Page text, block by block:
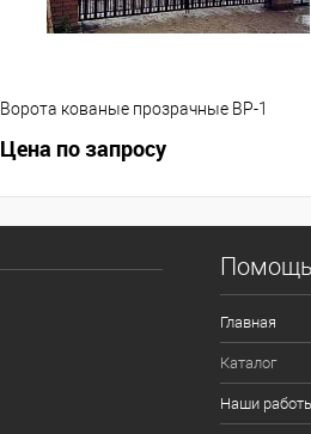
Ворота кованые прозрачные ВР-1
Цена по запросу
Главная
Каталог
Наши